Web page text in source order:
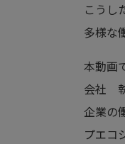
こうし
多様な
本動画
会社
企業の
プエコ